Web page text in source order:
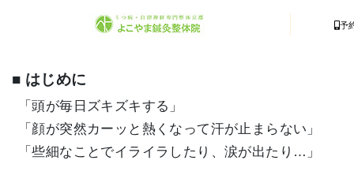
予
■ はじめに
「頭が毎日ズキズキする」
「顔が突然カーッと熱くなって汗が止まらない」
「些細なことでイライラしたり、涙が出たり…」